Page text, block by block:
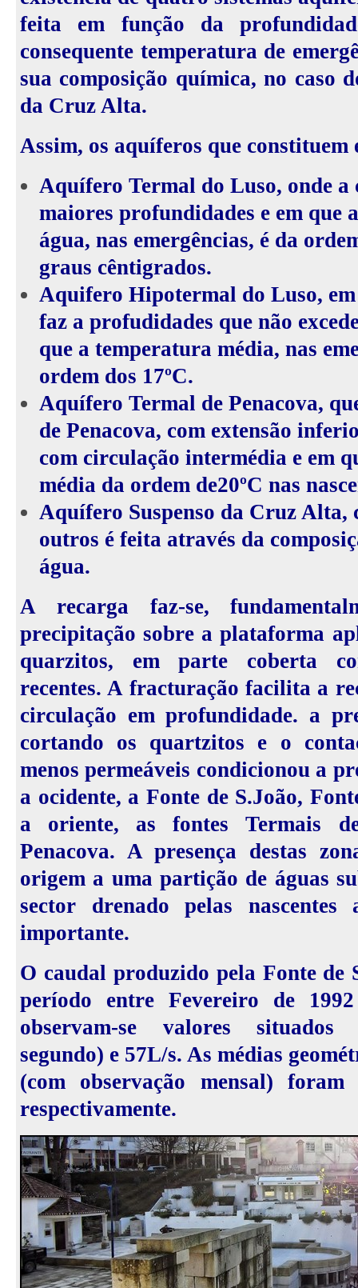
feita em função da
consequente temperatura de
sua composição química, no caso
da Cruz Alta.
Assim, os aquíferos que constituem
Aquífero Termal do Luso, onde a
maiores profundidades e em que
água, nas emergências, é da
graus cêntigrados.
Aquifero Hipotermal do Luso,
faz a profudidades que não
que a temperatura média, nas
ordem dos 17ºC.
Aquífero Termal de Penacova,
de Penacova, com extensão
com circulação intermédia e em
média da ordem de20ºC nas
Aquífero Suspenso da Cruz Alta,
outros é feita através da
água.
A recarga faz-se,
precipitação sobre a plataforma
quarzitos, em parte coberta
recentes. A fracturação facilita a
circulação em profundidade. a
cortando os quartzitos e o
menos permeáveis condicionou a
a ocidente, a Fonte de S.João,
a oriente, as fontes Termais
Penacova. A presença destas
origem a uma partição de águas
sector drenado pelas
importante.
O caudal produzido pela Fonte de
período entre Fevereiro de
observam-se valores
segundo) e 57L/s. As médias
(com observação mensal)
respectivamente.